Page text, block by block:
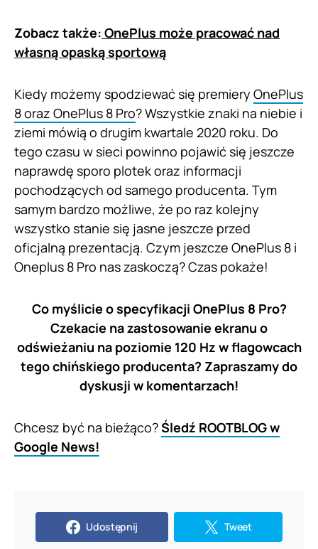
Zobacz także: OnePlus może pracować nad
własną opaską sportową
Kiedy możemy spodziewać się premiery OnePlus
8 oraz OnePlus 8 Pro? Wszystkie znaki na niebie i
ziemi mówią o drugim kwartale 2020 roku. Do
tego czasu w sieci powinno pojawić się jeszcze
naprawdę sporo plotek oraz informacji
pochodzących od samego producenta. Tym
samym bardzo możliwe, że po raz kolejny
wszystko stanie się jasne jeszcze przed
oficjalną prezentacją. Czym jeszcze OnePlus 8 i
Oneplus 8 Pro nas zaskoczą? Czas pokaże!
Co myślicie o specyfikacji OnePlus 8 Pro?
Czekacie na zastosowanie ekranu o
odświeżaniu na poziomie 120 Hz w flagowcach
tego chińskiego producenta? Zapraszamy do
dyskusji w komentarzach!
Chcesz być na bieżąco?Śledź ROOTBLOG w
Google News!
Udostępnij Tweet